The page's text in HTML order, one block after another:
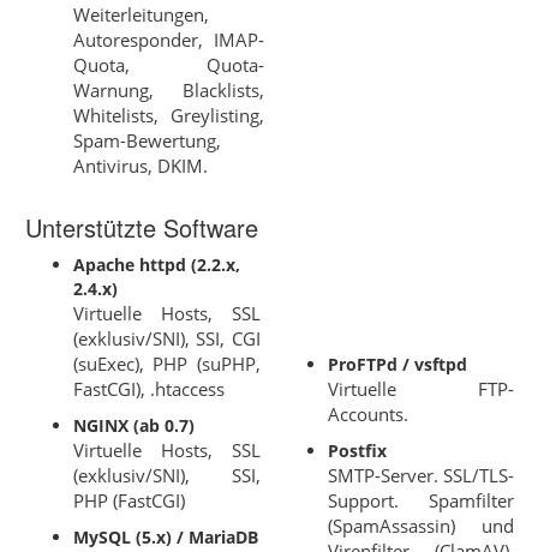
Weiterleitungen,
Autoresponder, IMAP-
Quota, Quota-
Warnung, Blacklists,
Whitelists, Greylisting,
Spam-Bewertung,
Antivirus, DKIM.
Unterstützte Software
Apache httpd (2.2.x,
2.4.x)
Virtuelle Hosts, SSL
(exklusiv/SNI), SSI, CGI
(suExec), PHP (suPHP,
FastCGI), .htaccess
NGINX (ab 0.7)
Virtuelle Hosts, SSL
(exklusiv/SNI), SSI,
PHP (FastCGI)
MySQL (5.x) / MariaDB
ProFTPd / vsftpd
Virtuelle FTP-
Accounts.
Postfix
SMTP-Server. SSL/TLS-
Support. Spamfilter
(SpamAssassin) und